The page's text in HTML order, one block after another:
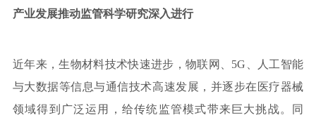
产业发展推动监管科学研究深入进行
近年来，生物材料技术快速进步，物联网、5G、人工智能
与大数据等信息与通信技术高速发展，并逐步在医疗器械
领域得到广泛运用，给传统监管模式带来巨大挑战。同